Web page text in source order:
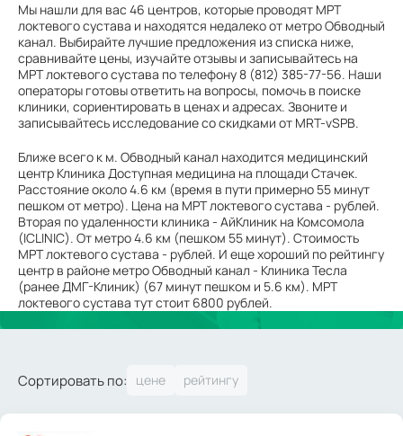
Мы нашли для вас 46 центров, которые проводят МРТ
локтевого сустава и находятся недалеко от метро Обводный
канал. Выбирайте лучшие предложения из списка ниже,
сравнивайте цены, изучайте отзывы и записывайтесь на
МРТ локтевого сустава по телефону 8 (812) 385-77-56. Наши
операторы готовы ответить на вопросы, помочь в поиске
клиники, сориентировать в ценах и адресах. Звоните и
записывайтесь исследование со скидками от MRT-vSPB.
Ближе всего к м. Обводный канал находится медицинский
центр Клиника Доступная медицина на площади Стачек.
Расстояние около 4.6 км (время в пути примерно 55 минут
пешком от метро). Цена на МРТ локтевого сустава - рублей.
Вторая по удаленности клиника - АйКлиник на Комсомола
(ICLINIC). От метро 4.6 км (пешком 55 минут). Стоимость
МРТ локтевого сустава - рублей. И еще хороший по рейтингу
центр в районе метро Обводный канал - Клиника Тесла
(ранее ДМГ-Клиник) (67 минут пешком и 5.6 км). МРТ
локтевого сустава тут стоит 6800 рублей.
Сортировать по: